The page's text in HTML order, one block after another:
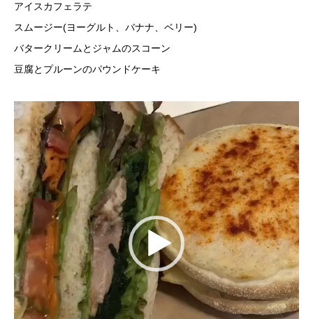
アイスカフェラテ
スムージー(ヨーグルト、バナナ、ベリー)
バタークリームとジャムのスコーン
豆腐とプルーンのパウンドケーキ
動
画
プ
レ
ー
ヤ
ー